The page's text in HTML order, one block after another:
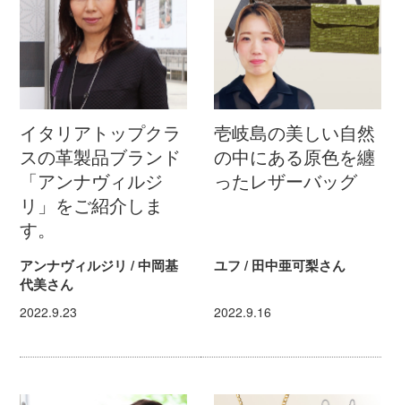
イタリアトップクラ
スの革製品ブランド
「アンナヴィルジ
リ」をご紹介しま
す。
アンナヴィルジリ / 中岡基
代美さん
2022.9.23
壱岐島の美しい自然
の中にある原色を纏
ったレザーバッグ
ユフ / 田中亜可梨さん
2022.9.16